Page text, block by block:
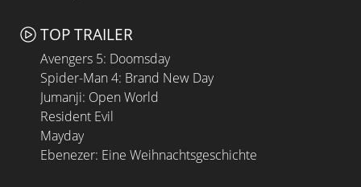
TOP TRAILER
Avengers 5: Doomsday
Spider-Man 4: Brand New Day
Jumanji: Open World
Resident Evil
Mayday
Ebenezer: Eine Weihnachtsgeschichte